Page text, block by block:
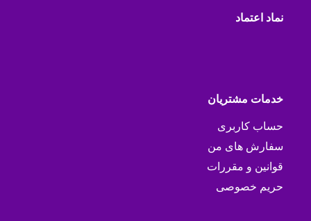
نماد اعتماد
خدمات مشتریان
حساب کاربری
سفارش های من
قوانین و مقررات
حریم خصوصی